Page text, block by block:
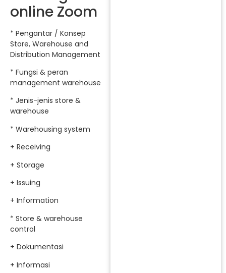
online Zoom
* Pengantar / Konsep
Store, Warehouse and
Distribution Management
* Fungsi & peran
management warehouse
* Jenis-jenis store &
warehouse
* Warehousing system
+ Receiving
+ Storage
+ Issuing
+ Information
* Store & warehouse
control
+ Dokumentasi
+ Informasi